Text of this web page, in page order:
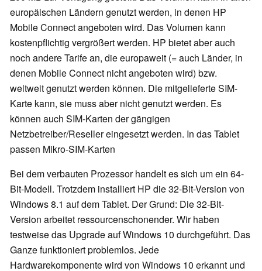
europäischen Ländern genutzt werden, in denen HP
Mobile Connect angeboten wird. Das Volumen kann
kostenpflichtig vergrößert werden. HP bietet aber auch
noch andere Tarife an, die europaweit (= auch Länder, in
denen Mobile Connect nicht angeboten wird) bzw.
weltweit genutzt werden können. Die mitgelieferte SIM-
Karte kann, sie muss aber nicht genutzt werden. Es
können auch SIM-Karten der gängigen
Netzbetreiber/Reseller eingesetzt werden. In das Tablet
passen Mikro-SIM-Karten
Bei dem verbauten Prozessor handelt es sich um ein 64-
Bit-Modell. Trotzdem installiert HP die 32-Bit-Version von
Windows 8.1 auf dem Tablet. Der Grund: Die 32-Bit-
Version arbeitet ressourcenschonender. Wir haben
testweise das Upgrade auf Windows 10 durchgeführt. Das
Ganze funktioniert problemlos. Jede
Hardwarekomponente wird von Windows 10 erkannt und